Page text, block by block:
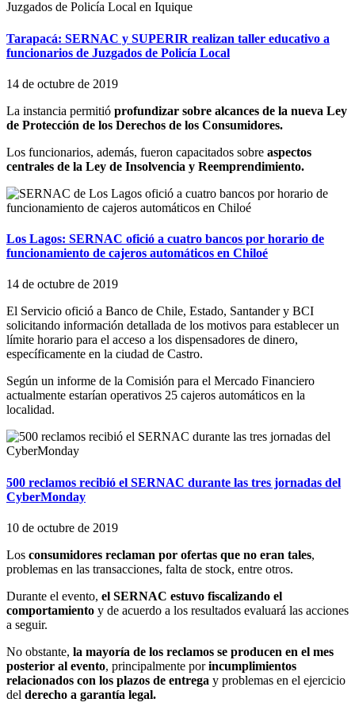
Tarapacá: SERNAC y SUPERIR realizan taller educativo a
funcionarios de Juzgados de Policía Local
14 de octubre de 2019
La instancia permitió profundizar sobre alcances de la nueva Ley
de Protección de los Derechos de los Consumidores.
Los funcionarios, además, fueron capacitados sobre aspectos
centrales de la Ley de Insolvencia y Reemprendimiento.
Los Lagos: SERNAC ofició a cuatro bancos por horario de
funcionamiento de cajeros automáticos en Chiloé
14 de octubre de 2019
El Servicio ofició a Banco de Chile, Estado, Santander y BCI
solicitando información detallada de los motivos para establecer un
límite horario para el acceso a los dispensadores de dinero,
específicamente en la ciudad de Castro.
Según un informe de la Comisión para el Mercado Financiero
actualmente estarían operativos 25 cajeros automáticos en la
localidad.
500 reclamos recibió el SERNAC durante las tres jornadas del
CyberMonday
10 de octubre de 2019
Los consumidores reclaman por ofertas que no eran tales,
problemas en las transacciones, falta de stock, entre otros.
Durante el evento, el SERNAC estuvo fiscalizando el
comportamiento y de acuerdo a los resultados evaluará las acciones
a seguir.
No obstante, la mayoría de los reclamos se producen en el mes
posterior al evento, principalmente porincumplimientos
relacionados con los plazos de entrega y problemas en el ejercicio
del derecho a garantía legal.